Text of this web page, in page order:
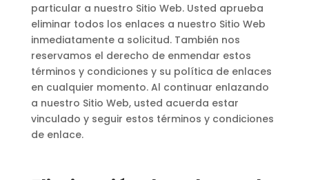
particular a nuestro Sitio Web. Usted aprueba
eliminar todos los enlaces a nuestro Sitio Web
inmediatamente a solicitud. También nos
reservamos el derecho de enmendar estos
términos y condiciones y su política de enlaces
en cualquier momento. Al continuar enlazando
a nuestro Sitio Web, usted acuerda estar
vinculado y seguir estos términos y condiciones
de enlace.